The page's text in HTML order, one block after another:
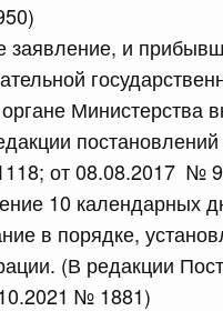
и
Министерства
от 08.08.2017 №
10 календарных
в порядке,
(В редакции
№ 1881)
Федерации от
детективом Федеральной
(территориального органа),
деятельности, о
сыскных услуг
Федерации от
Российской